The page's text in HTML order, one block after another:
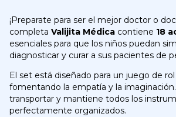
¡Preparate para ser el mejor doctor o
completa Valijita Médica contiene 18
esenciales para que los niños puedan
diagnosticar y curar a sus pacientes de
El set está diseñado para un juego de
fomentando la empatía y la
transportar y mantiene todos los
perfectamente organizados.